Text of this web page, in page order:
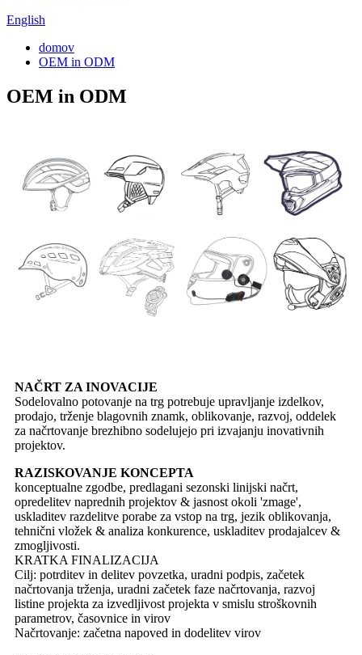
English
domov
OEM in ODM
OEM in ODM
NAČRT ZA INOVACIJE
Sodelovalno potovanje na trg potrebuje upravljanje izdelkov,
prodajo, trženje blagovnih znamk, oblikovanje, razvoj, oddelek
za načrtovanje brezhibno sodelujejo pri izvajanju inovativnih
projektov.
RAZISKOVANJE KONCEPTA
konceptualne zgodbe, predlagani sezonski linijski načrt,
opredelitev naprednih projektov & jasnost okoli 'zmage',
uskladitev razdelitve porabe za vstop na trg, jezik oblikovanja,
tehnični vložek & analiza konkurence, uskladitev prodajalcev &
zmogljivosti.
KRATKA FINALIZACIJA
Cilj: potrditev in delitev povzetka, uradni podpis, začetek
načrtovanja trženja, uradni začetek faze načrtovanja, razvoj
listine projekta za izvedljivost projekta v smislu stroškovnih
parametrov, časovnice in virov
Načrtovanje: začetna napoved in dodelitev virov